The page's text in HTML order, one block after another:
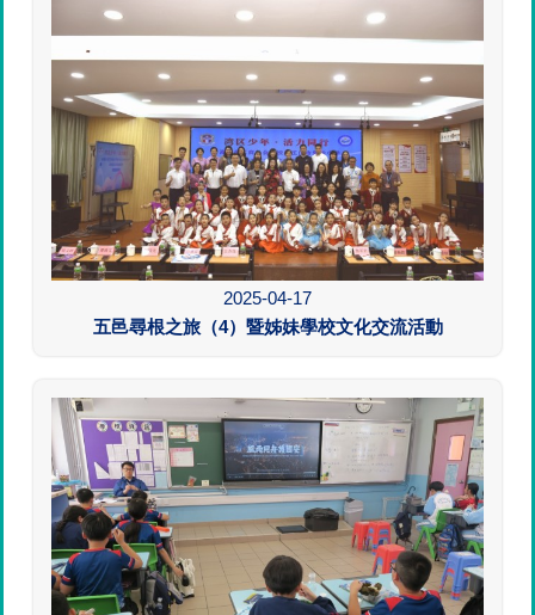
2025-04-17
五邑尋根之旅（4）暨姊妹學校文化交流活動